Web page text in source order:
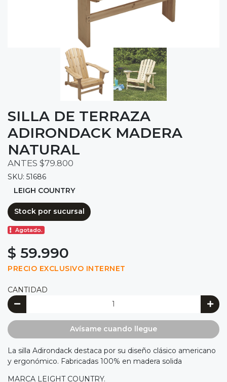
SILLA DE TERRAZA
ADIRONDACK MADERA
NATURAL
ANTES $79.800
SKU: 51686
LEIGH COUNTRY
Stock por sucursal
Agotado.
$ 59.990
PRECIO EXCLUSIVO INTERNET
CANTIDAD
Avísame cuando llegue
La silla Adirondack destaca por su diseño clásico americano
y ergonómico. Fabricadas 100% en madera solida
MARCA LEIGHT COUNTRY.